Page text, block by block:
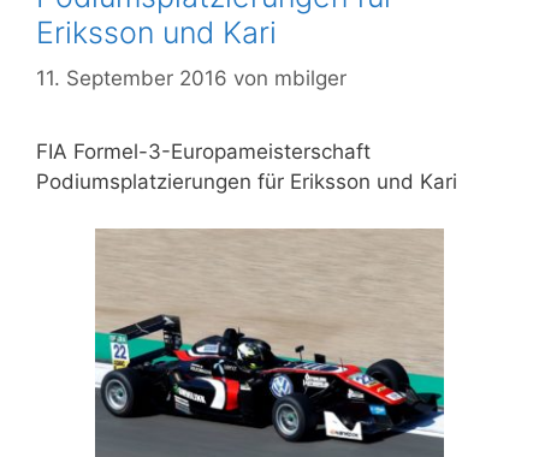
Eriksson und Kari
11. September 2016 von mbilger
FIA Formel-3-Europameisterschaft
Podiumsplatzierungen für Eriksson und Kari